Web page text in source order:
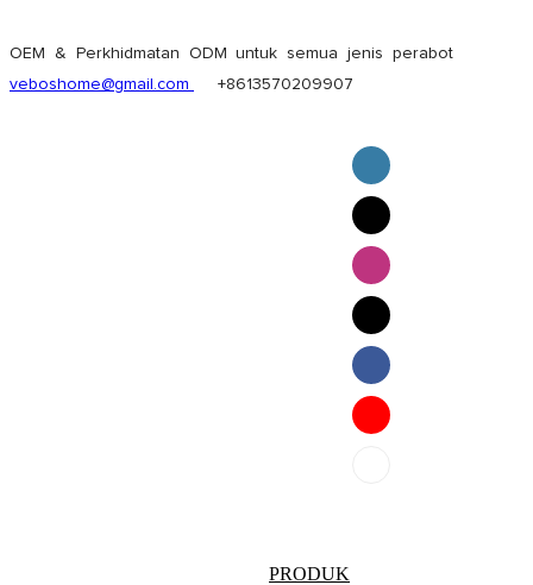
OEM & Perkhidmatan ODM untuk semua jenis perabot
veboshome@gmail.com
+8613570209907
English
Pilipino
ภาษาไทย
PRODUK